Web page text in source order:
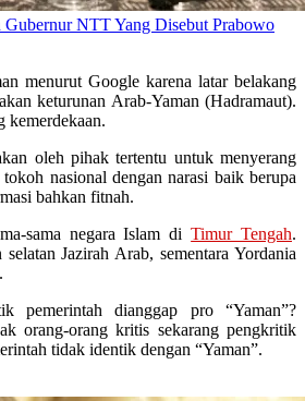
NTT Yang Disebut Prabowo
menurut Google karena latar belakang
keturunan Arab-Yaman (Hadramaut).
kemerdekaan.
oleh pihak tertentu untuk menyerang
nasional dengan narasi baik berupa
bahkan fitnah.
sama negara Islam diTimur Tengah.
Jazirah Arab, sementara Yordania
pemerintah dianggap pro “Yaman”?
orang-orang kritis sekarang pengkritik
tidak identik dengan “Yaman”.